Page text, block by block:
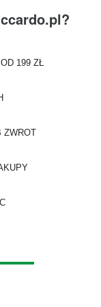
199 ZŁ
ZWROT